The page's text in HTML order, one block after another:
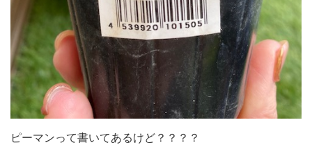
ピーマンって書いてあるけど？？？？